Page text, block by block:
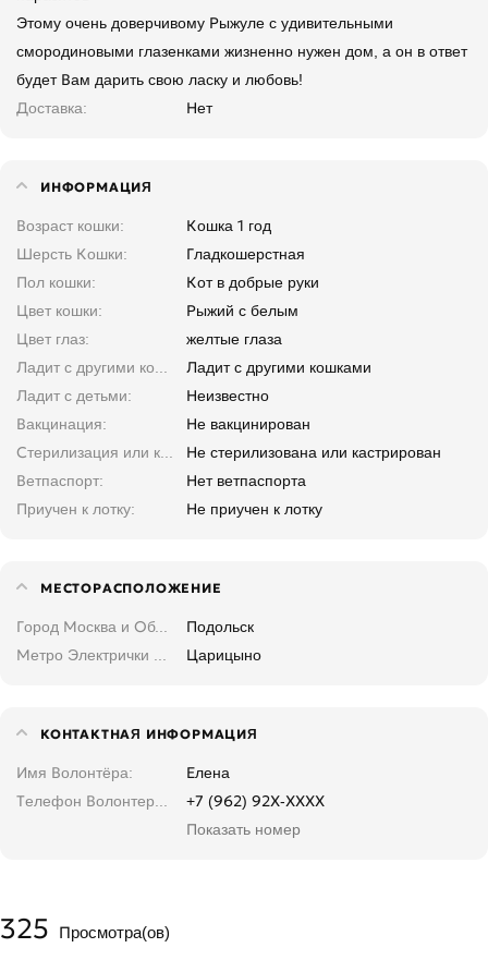
Этому очень доверчивому Рыжуле с удивительными
смородиновыми глазенками жизненно нужен дом, а он в ответ
будет Вам дарить свою ласку и любовь!
Доставка
Нет
ИНФОРМАЦИЯ
Возраст кошки
Кошка 1 год
Шерсть Кошки
Гладкошерстная
Пол кошки
Кот в добрые руки
Цвет кошки
Рыжий с белым
Цвет глаз
желтые глаза
Ладит с другими кошками
Ладит с другими кошками
Ладит с детьми
Неизвестно
Вакцинация
Не вакцинирован
Стерилизация или кастрация
Не стерилизована или кастрирован
Ветпаспорт
Нет ветпаспорта
Приучен к лотку
Не приучен к лотку
МЕСТОРАСПОЛОЖЕНИЕ
Город Москва и Область
Подольск
Метро Электрички Москва и область
Царицыно
КОНТАКТНАЯ ИНФОРМАЦИЯ
Имя Волонтёра
Елена
Телефон Волонтера. Введите, не копируйте
+7 (962) 92X-XXXX
Показать номер
325 Просмотра(ов)